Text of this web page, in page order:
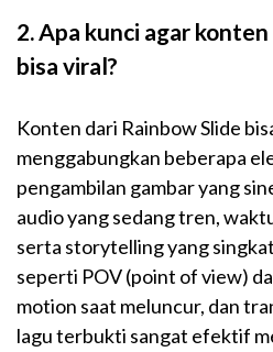
2. Apa kunci agar
bisa viral?
Konten dari Rainbow Slide
menggabungkan beberapa
pengambilan gambar yang
audio yang sedang tren,
serta storytelling yang
seperti POV (point of view)
motion saat meluncur, dan
lagu terbukti sangat efektif